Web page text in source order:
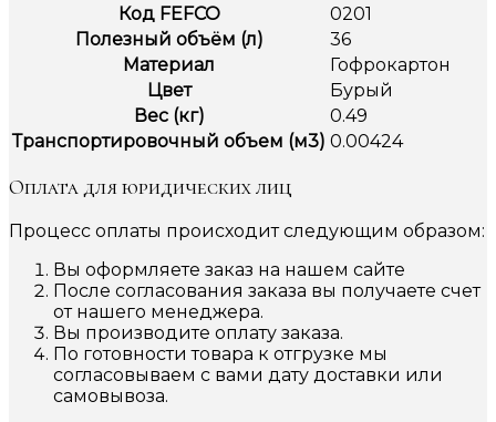
Код FEFCO
0201
Полезный объём (л)
36
Материал
Гофрокартон
Цвет
Бурый
Вес (кг)
0.49
Транспортировочный объем (м3) 0.00424
Оплата для юридических лиц
Процесс оплаты происходит следующим образом:
Вы оформляете заказ на нашем сайте
После согласования заказа вы получаете счет
от нашего менеджера.
Вы производите оплату заказа.
По готовности товара к отгрузке мы
согласовываем с вами дату доставки или
самовывоза.